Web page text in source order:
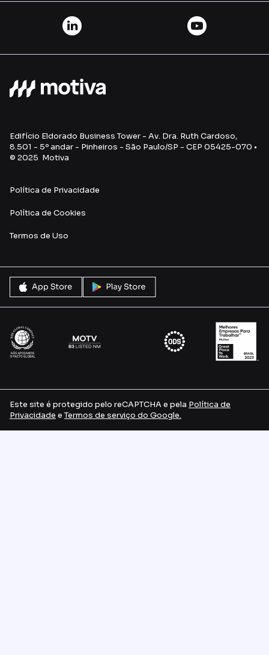
Edifício Eldorado Business Tower - Av. Dra. Ruth Cardoso,
8.501 - 5º andar - Pinheiros - São Paulo/SP - CEP 05425-070 •
© 2025 Motiva
Política de Privacidade
Política de Cookies
Termos de Uso
Este site é protegido pelo reCAPTCHA e pela Política de
Privacidade e Termos de serviço do Google.